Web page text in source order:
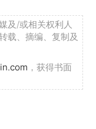
及/或相关权利人
载、摘编、复制及
，获得书面